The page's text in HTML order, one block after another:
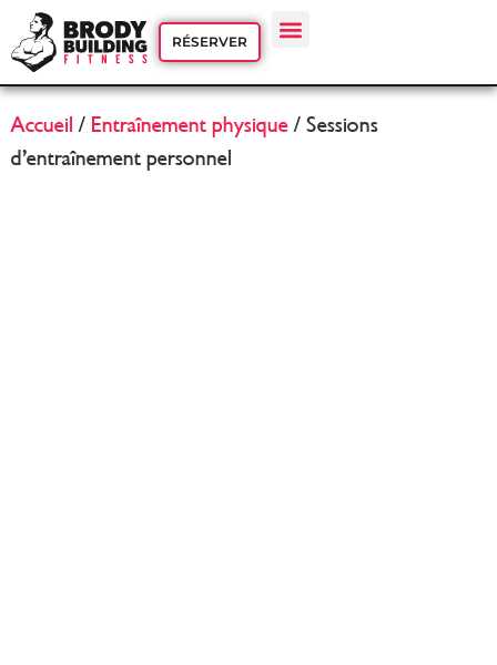
RÉSERVER
Accueil / Entraînement physique/ Sessions
d’entraînement personnel